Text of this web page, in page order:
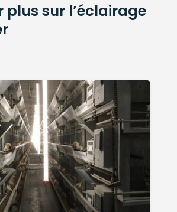
plus sur l’éclairage